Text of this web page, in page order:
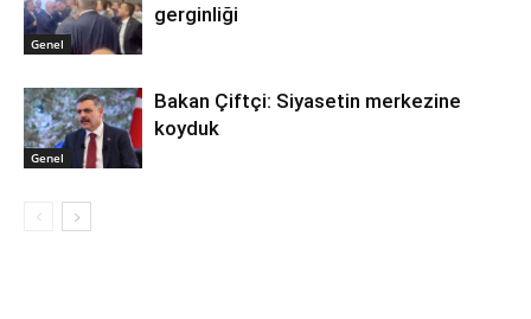
Genel
gerginliği
Genel
Bakan Çiftçi: Siyasetin merkezine
koyduk